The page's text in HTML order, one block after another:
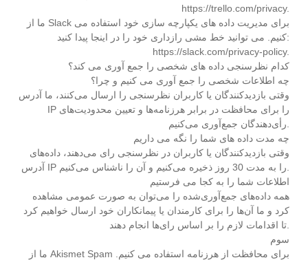
https://trello.com/privacy.
ما از Slack برای مدیریت داده های یکپارچه سازی خود استفاده می
کنیم. می توانید خط مشی رازداری خود را در اینجا پیدا کنید:
https://slack.com/privacy-policy.
کدام نظرسنجی داده های شخصی را جمع آوری می کند؟
چه اطلاعات شخصی را جمع آوری می کنیم و چرا؟
وقتی بازدیدکنندگان یا کاربران نظرسنجی را ارسال می‌کنند، ما آدرس
IP را برای محافظت در برابر هرزنامه‌ها و تعیین محدودیت‌های
چه مدت داده های شما را نگه می داریم
وقتی بازدیدکنندگان یا کاربران در نظرسنجی رای می‌دهند، داده‌های
اطلاعات شما را به کجا می فرستیم
همه داده‌های جمع‌آوری‌شده را می‌توان به صورت عمومی مشاهده
کرد و ما آن‌ها را برای کارمندان یا پیمانکاران خود ارسال خواهیم کرد
سوم
ما از Akismet Spam برای محافظت از هرزنامه استفاده می کنیم.